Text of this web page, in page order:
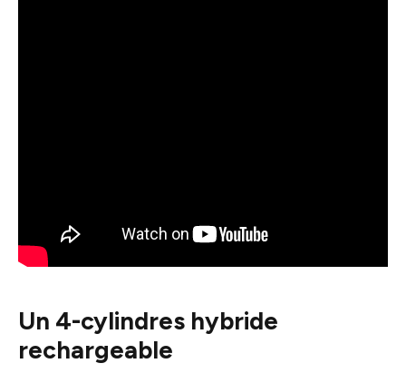
Un 4-cylindres hybride
rechargeable